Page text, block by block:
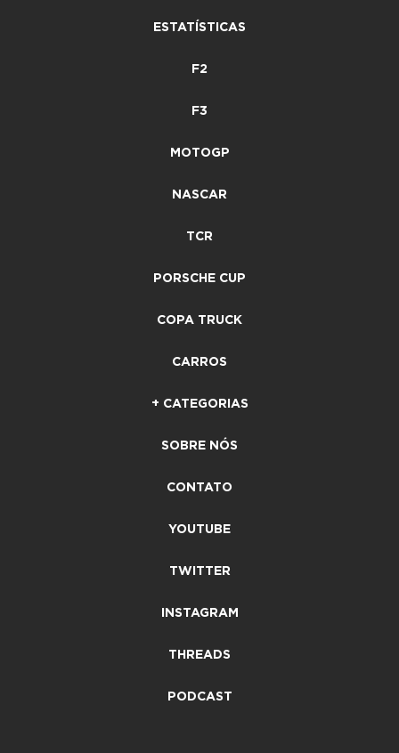
ESTATÍSTICAS
F2
F3
MOTOGP
NASCAR
TCR
PORSCHE CUP
COPA TRUCK
CARROS
+ CATEGORIAS
SOBRE NÓS
CONTATO
YOUTUBE
TWITTER
INSTAGRAM
THREADS
PODCAST